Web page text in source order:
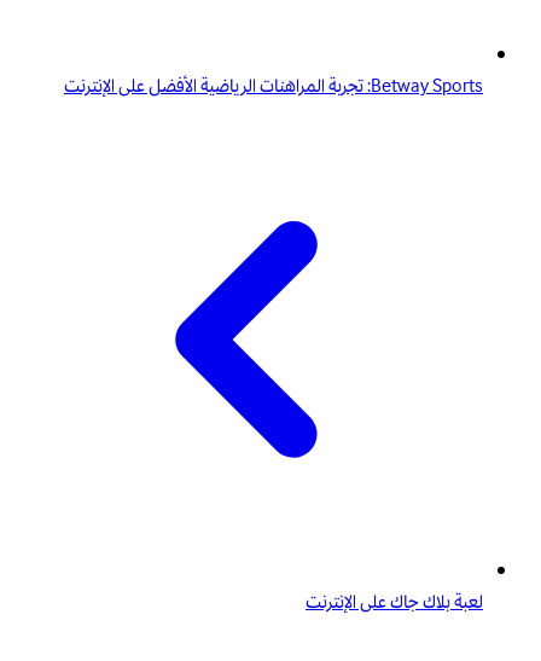
Betway Sports: تجربة المراهنات الرياضية الأفضل على الإنترنت
لعبة بلاك جاك على الإنترنت